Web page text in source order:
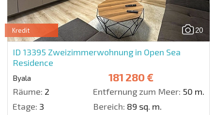
20
Kredit
ID 13395 Zweizimmerwohnung in Open Sea
Residence
Byala 181 280 €
Räume: 2 Entfernung zum Meer: 50 m.
Etage: 3 Bereich: 89 sq. m.